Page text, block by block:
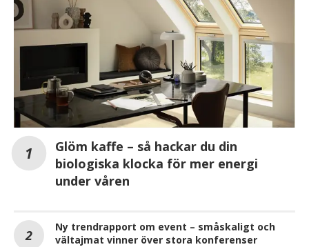
Glöm kaffe – så hackar du din
biologiska klocka för mer energi
under våren
Ny trendrapport om event – småskaligt och
vältajmat vinner över stora konferenser